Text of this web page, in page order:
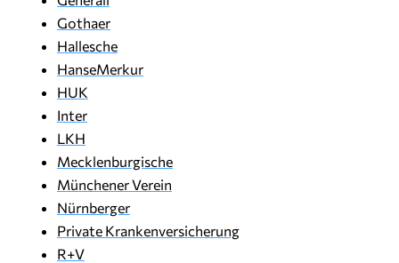
Gothaer
Hallesche
HanseMerkur
HUK
Inter
LKH
Mecklenburgische
Münchener Verein
Nürnberger
Private Krankenversicherung
R+V